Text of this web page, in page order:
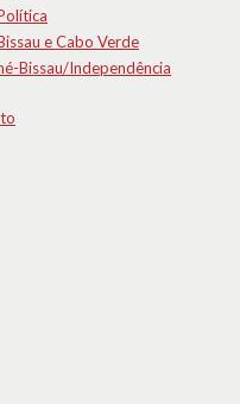
e Cabo Verde
Bissau/Independência